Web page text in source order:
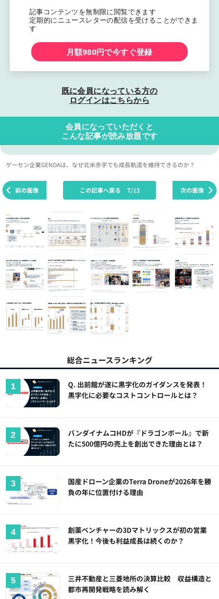
記事コンテンツを無制限に閲覧できます
定期的にニュースレターの配信を受けることができま
す
月額980円で今すぐ登録
既に会員になっている方の
ログインはこちらから
会員になっていただくと
こんな記事が読み放題です
ゲーセン企業GENDAは、なぜ北米赤字でも成長軌道を維持できるのか？
前の画像 次の画像
この記事へ戻る 7/13
総合ニュースランキング
Q. 出前館が遂に黒字化のガイダンスを発表！
黒字化に必要なコストコントロールとは？
バンダイナムコHDが『ドラゴンボール』で新
たに500億円の売上を創出できた理由とは？
国産ドローン企業のTerra Droneが2026年を勝
負の年に位置付ける理由
創薬ベンチャーの3Dマトリックスが初の営業
黒字化！今後も利益成長は続くのか？
三井不動産と三菱地所の決算比較 収益構造と
都市再開発戦略を読み解く